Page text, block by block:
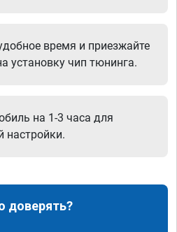
время и приезжайте
установку чип тюнинга.
на 1-3 часа для
настройки.
доверять?